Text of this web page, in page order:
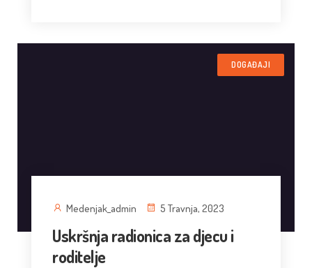
DOGAĐAJI
Medenjak_admin 5 Travnja, 2023
Uskršnja radionica za djecu i
roditelje